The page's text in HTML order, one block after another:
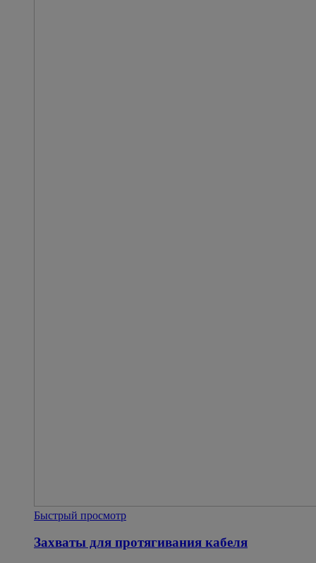
Быстрый просмотр
Захваты для протягивания кабеля